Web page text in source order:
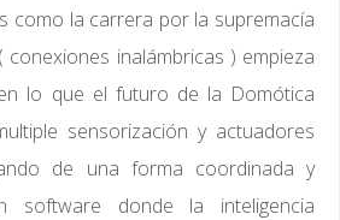
como la carrera por la supremacía
inalámbricas ) empieza
lo que el futuro de la Domótica
sensorización y actuadores
de una forma coordinada y
software donde la inteligencia